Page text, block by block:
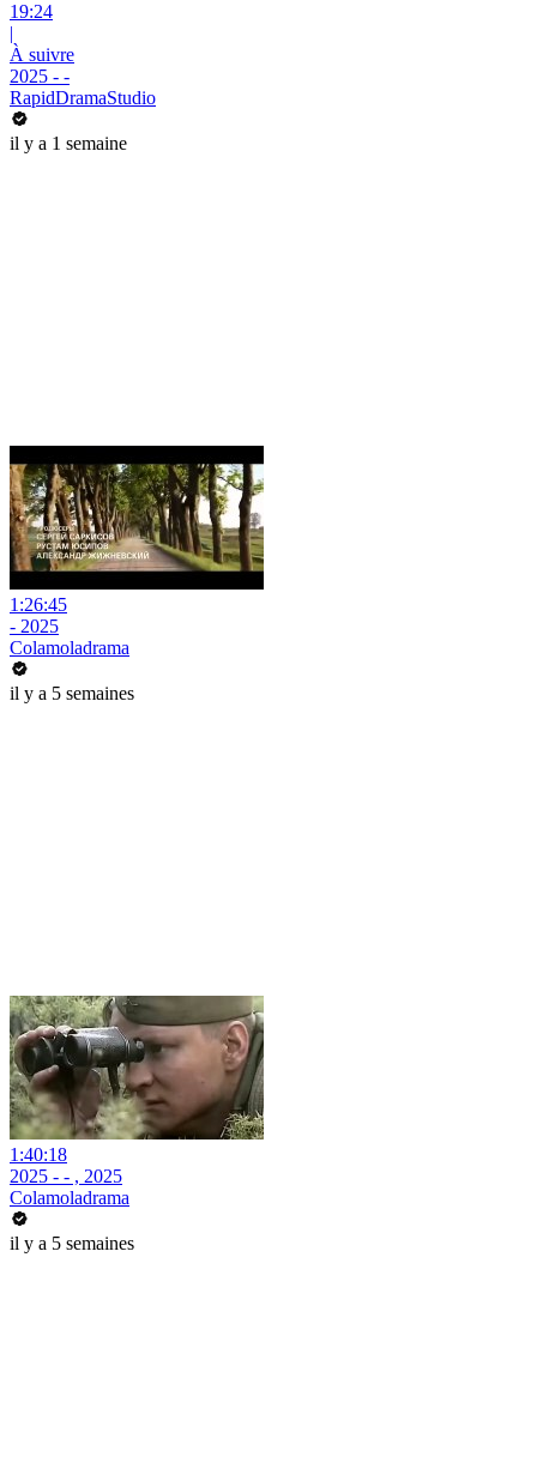
19:24
|
À suivre
2025 - -
RapidDramaStudio
il y a 1 semaine
1:26:45
- 2025
Colamoladrama
il y a 5 semaines
1:40:18
2025 - - , 2025
Colamoladrama
il y a 5 semaines